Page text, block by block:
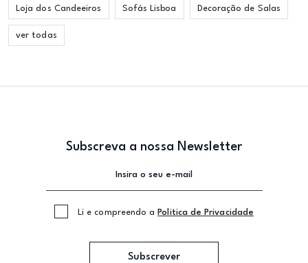
Loja dos Candeeiros Sofás Lisboa Decoração de Salas
ver todas
Subscreva a nossa Newsletter
Li e compreendo a Politica de Privacidade
Subscrever